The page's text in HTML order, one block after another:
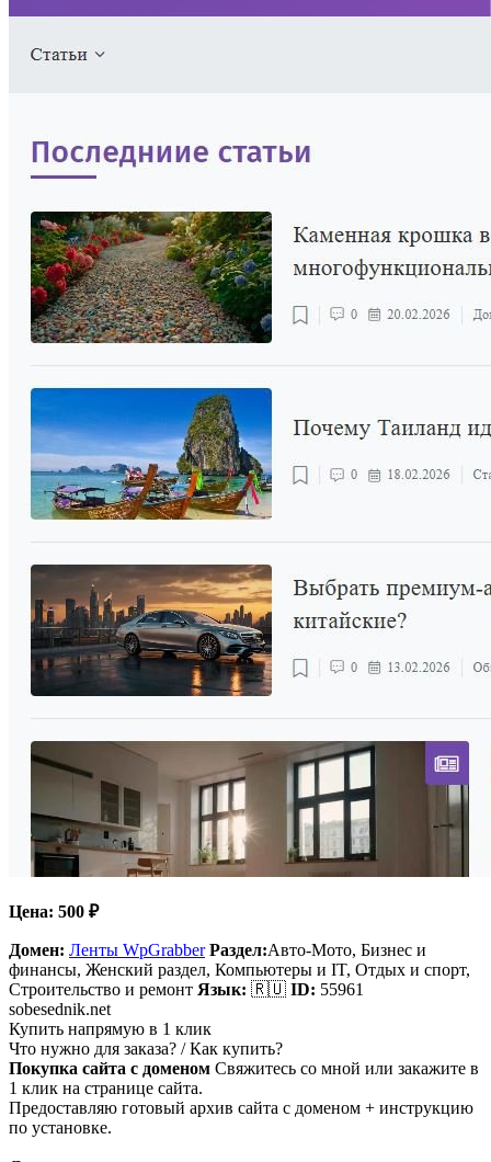
Цена: 500 ₽
Домен: Ленты WpGrabber Раздел:Авто-Мото, Бизнес и
финансы, Женский раздел, Компьютеры и IT, Отдых и спорт,
Строительство и ремонт Язык: 🇷🇺 ID: 55961
sobesednik.net
Купить напрямую в 1 клик
Что нужно для заказа? / Как купить?
Покупка сайта с доменом Свяжитесь со мной или закажите в
1 клик на странице сайта.
Предоставляю готовый архив сайта с доменом + инструкцию
по установке.